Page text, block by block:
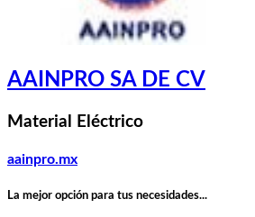
AAINPRO SA DE CV
Material Eléctrico
aainpro.mx
La mejor opción para tus necesidades...